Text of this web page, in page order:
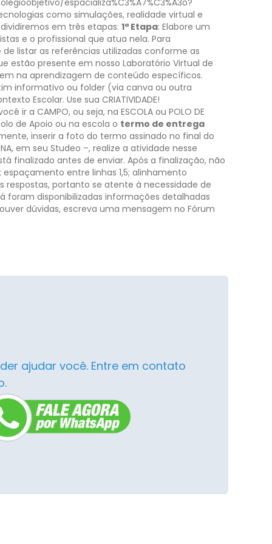
espacializa%C3%A7%C3%A3o?
como simulações, realidade virtual e
em três etapas: 1ª Etapa: Elabore um
e o profissional que atua nela. Para
listar as referências utilizadas conforme as
estão presente em nosso Laboratório Virtual de
na aprendizagem de conteúdo específicos.
informativo ou folder (via canva ou outra
Escolar. Use sua CRIATIVIDADE!
a CAMPO, ou seja, na ESCOLA ou POLO DE
de Apoio ou na escola o termo de entrega
inserir a foto do termo assinado no final do
em seu Studeo –, realize a atividade nesse
finalizado antes de enviar. Após a finalização, não
entre linhas 1,5; alinhamento
portanto se atente à necessidade de
foram disponibilizadas informações detalhadas
dúvidas, escreva uma mensagem no Fórum
ajudar você. Entre em contato